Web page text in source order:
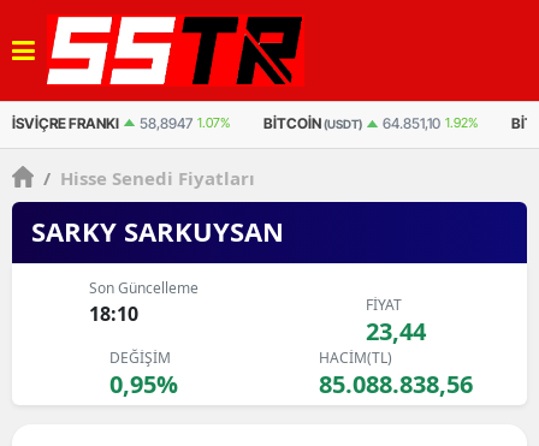
BITCOIN(USDT) 64.851,10 1.92% BITCOIN(TL) 3.071.012 1.975%
/ Hisse Senedi Fiyatları
SARKY SARKUYSAN
Son Güncelleme
18:10 FİYAT
23,44
DEĞİŞİM
0,95%
HACİM(TL)
85.088.838,56